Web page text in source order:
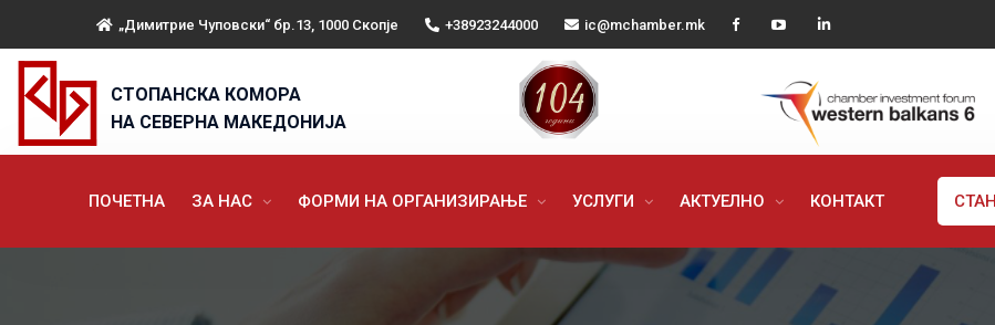
„Димитрие Чуповски“ бр.13, 1000 Скопје +38923244000 ic@mchamber.mk
СТОПАНСКА КОМОРА
НА СЕВЕРНА МАКЕДОНИЈА
ПОЧЕТНА ЗА НАС ФОРМИ НА ОРГАНИЗИРАЊЕ УСЛУГИ АКТУЕЛНО КОНТАКТ